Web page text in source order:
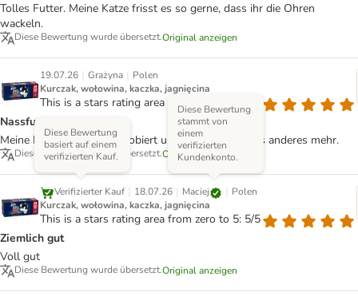
Tolles Futter. Meine Katze frisst es so gerne, dass ihr die Ohren
wackeln.
Diese Bewertung wurde übersetzt.Original anzeigen
19.07.26 | Grażyna | Polen
Kurczak, wołowina, kaczka, jagnięcina
This is a stars rating area from zero to 5: 5/5
Nassfutter für Katzen
Meine Katze hat einmal probiert und frisst jetzt nichts anderes mehr.
Diese Bewertung wurde übersetzt.Original anzeigen
Verifizierter Kauf
Diese Bewertung
basiert auf einem
verifizierten Kauf.
| 18.07.26 | Maciej
Diese Bewertung
stammt von
einem
verifizierten
Kundenkonto.
| Polen
Kurczak, wołowina, kaczka, jagnięcina
This is a stars rating area from zero to 5: 5/5
Ziemlich gut
Voll gut
Diese Bewertung wurde übersetzt.Original anzeigen